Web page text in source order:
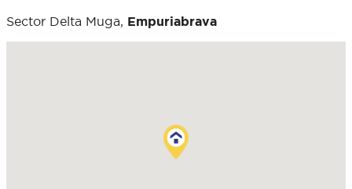
Sector Delta Muga, Empuriabrava